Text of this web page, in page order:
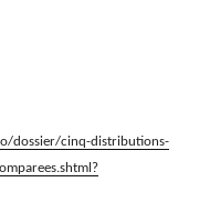
dossier/cinq-distributions-